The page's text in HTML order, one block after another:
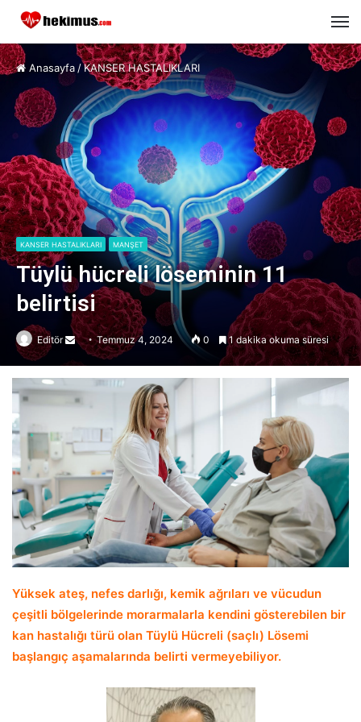
Anasayfa /KANSER HASTALIKLARI
KANSER HASTALIKLARI MANŞET
Tüylü hücreli löseminin 11
belirtisi
Editör
Send
email
Temmuz 4, 2024 0 1 dakika okuma süresi
Yüksek ateş, nefes darlığı, kemik ağrıları ve vücudun
çeşitli bölgelerinde morarmalarla kendini gösterebilen bir
kan hastalığı türü olan Tüylü Hücreli (saçlı) Lösemi
başlangıç aşamalarında belirti vermeyebiliyor.